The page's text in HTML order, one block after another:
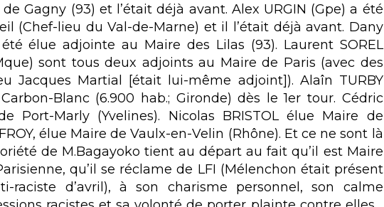
Gagny (93) et l’était déjà avant. Alex URGIN (Gpe) a été
(Chef-lieu du Val-de-Marne) et il l’était déjà avant. Dany
élue adjointe au Maire des Lilas (93). Laurent SOREL
sont tous deux adjoints au Maire de Paris (avec des
Jacques Martial [était lui-même adjoint]). Alaîn TURBY
Blanc (6.900 hab.; Gironde) dès le 1er tour. Cédric
Port-Marly (Yvelines). Nicolas BRISTOL élue Maire de
élue Maire de Vaulx-en-Velin (Rhône). Et ce ne sont là
de M.Bagayoko tient au départ au fait qu’il est Maire
qu’il se réclame de LFI (Mélenchon était présent
raciste d’avril), à son charisme personnel, son calme